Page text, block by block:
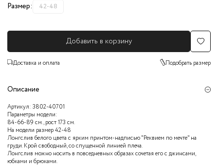
Размер: 42-48
Добавить в корзину
Доставка и оплата Подобрать размер
Описание
Артикул: 3802-40701
Параметры модели:
84-66-89 см., рост 173 см.
На модели размер 42-48
Лонгслив белого цвета с ярким принтом-надписью "Реквием по мечте" на
груди. Крой свободный, со спущенной линией плеча.
Лонгслив можно носить в повседневных образах сочетая его с джинсами,
юбками и брюками.